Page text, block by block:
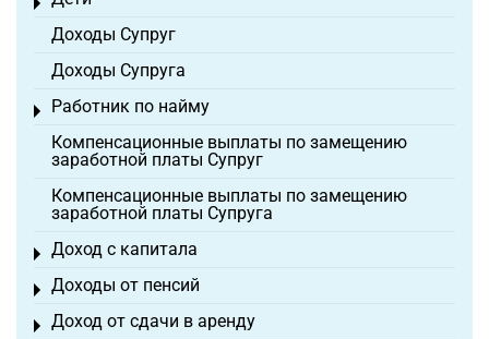
Toggle menu
Доходы Супруг
Доходы Супруга
Работник по найму
Toggle menu
Компенсационные выплаты по замещению
заработной платы Супруг
Компенсационные выплаты по замещению
заработной платы Супруга
Доход с капитала
Toggle menu
Доходы от пенсий
Toggle menu
Доход от сдачи в аренду
Toggle menu